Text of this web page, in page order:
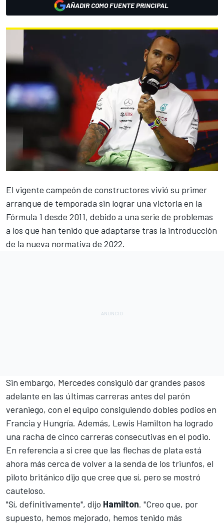
AÑADIR COMO FUENTE PRINCIPAL
El vigente campeón de constructores vivió su primer
arranque de temporada sin lograr una victoria en la
Fórmula 1 desde 2011, debido a una serie de problemas
a los que han tenido que adaptarse tras la introducción
de la nueva normativa de 2022.
Sin embargo, Mercedes consiguió dar grandes pasos
adelante en las últimas carreras antes del parón
veraniego, con el equipo consiguiendo dobles podios en
Francia y Hungría. Además, Lewis Hamilton ha logrado
una racha de cinco carreras consecutivas en el podio.
En referencia a si cree que las flechas de plata está
ahora más cerca de volver a la senda de los triunfos, el
piloto británico dijo que cree que sí, pero se mostró
cauteloso.
"Sí, definitivamente", dijo Hamilton. "Creo que, por
supuesto, hemos mejorado, hemos tenido más